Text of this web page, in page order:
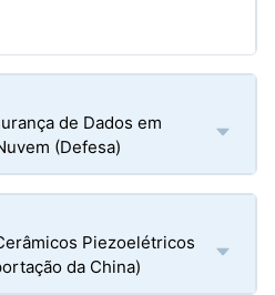
de Dados em
(Defesa)
Piezoelétricos
da China)